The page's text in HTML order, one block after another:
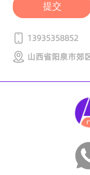
提交
13935358852
山西省阳泉市郊